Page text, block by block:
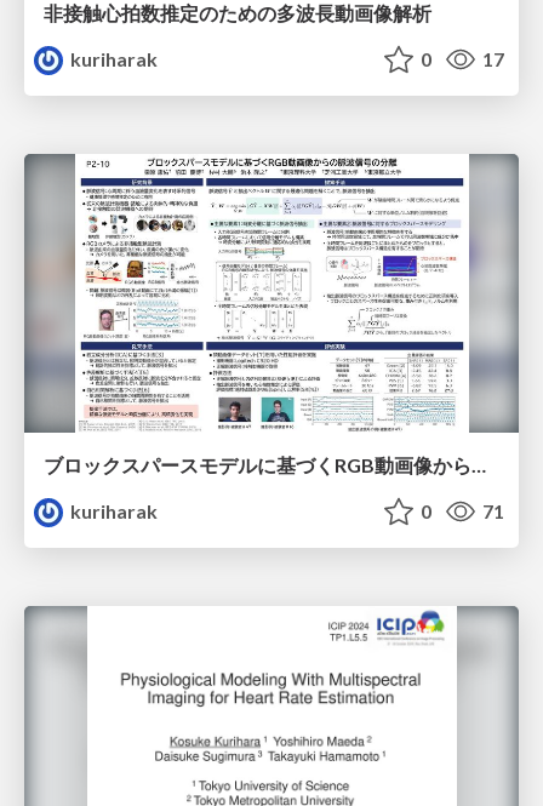
非接触心拍数推定のための多波長動画像解析
kuriharak
0 17
kuriharak
0 71